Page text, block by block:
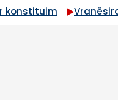
Vranësira në disa